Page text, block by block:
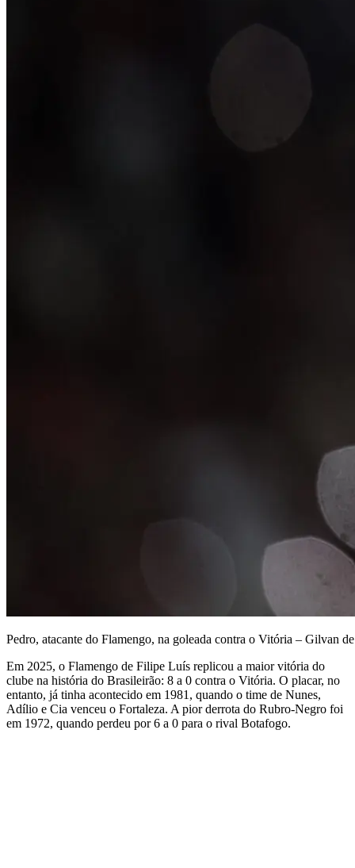
Pedro, atacante do Flamengo, na goleada contra o Vitória – Gilvan
Em 2025, o Flamengo de Filipe Luís replicou a maior vitória do
clube na história do Brasileirão: 8 a 0 contra o Vitória. O placar, no
entanto, já tinha acontecido em 1981, quando o time de Nunes,
Adílio e Cia venceu o Fortaleza. A pior derrota do Rubro-Negro foi
em 1972, quando perdeu por 6 a 0 para o rival Botafogo.